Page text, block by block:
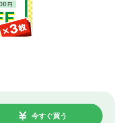
今すぐ買う